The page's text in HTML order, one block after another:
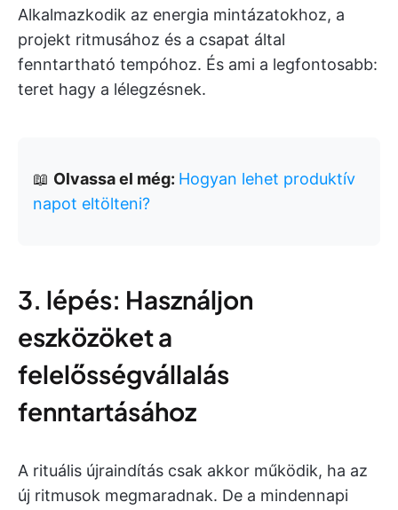
Alkalmazkodik az energia mintázatokhoz, a
projekt ritmusához és a csapat által
fenntartható tempóhoz. És ami a legfontosabb:
teret hagy a lélegzésnek.
📖 Olvassa el még: Hogyan lehet produktív
napot eltölteni?
3. lépés: Használjon
eszközöket a
felelősségvállalás
fenntartásához
A rituális újraindítás csak akkor működik, ha az
új ritmusok megmaradnak. De a mindennapi